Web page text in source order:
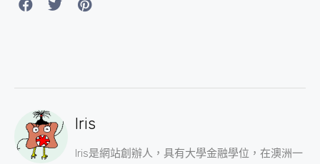
Iris
Iris是網站創辦人，具有大學金融學位，在澳洲一